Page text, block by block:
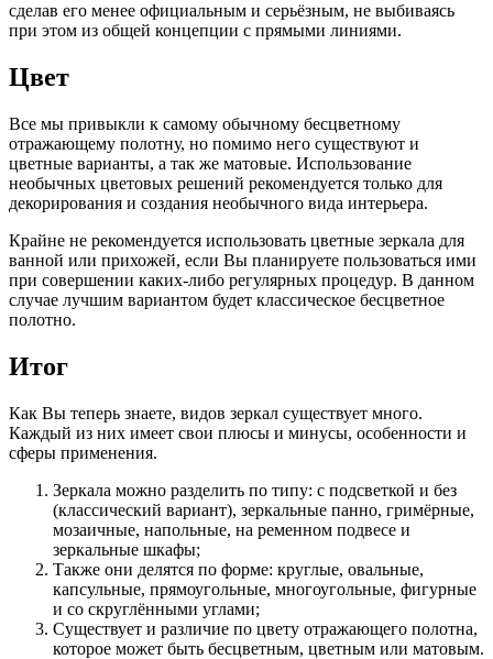
сделав его менее официальным и серьёзным, не выбиваясь
при этом из общей концепции с прямыми линиями.
Цвет
Все мы привыкли к самому обычному бесцветному
отражающему полотну, но помимо него существуют и
цветные варианты, а так же матовые. Использование
необычных цветовых решений рекомендуется только для
декорирования и создания необычного вида интерьера.
Крайне не рекомендуется использовать цветные зеркала для
ванной или прихожей, если Вы планируете пользоваться ими
при совершении каких-либо регулярных процедур. В данном
случае лучшим вариантом будет классическое бесцветное
полотно.
Итог
Как Вы теперь знаете, видов зеркал существует много.
Каждый из них имеет свои плюсы и минусы, особенности и
сферы применения.
Зеркала можно разделить по типу: с подсветкой и без
(классический вариант), зеркальные панно, гримёрные,
мозаичные, напольные, на ременном подвесе и
зеркальные шкафы;
Также они делятся по форме: круглые, овальные,
капсульные, прямоугольные, многоугольные, фигурные
и со скруглёнными углами;
Существует и различие по цвету отражающего полотна,
которое может быть бесцветным, цветным или матовым.